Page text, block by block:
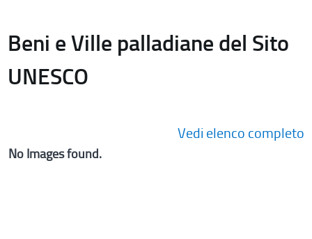
Beni e Ville palladiane del Sito
UNESCO
Vedi elenco completo
No Images found.